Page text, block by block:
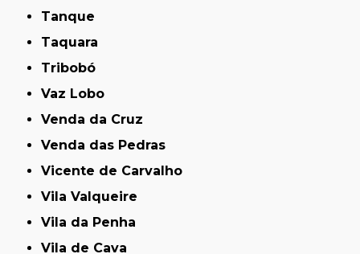
Tanque
Taquara
Tribobó
Vaz Lobo
Venda da Cruz
Venda das Pedras
Vicente de Carvalho
Vila Valqueire
Vila da Penha
Vila de Cava